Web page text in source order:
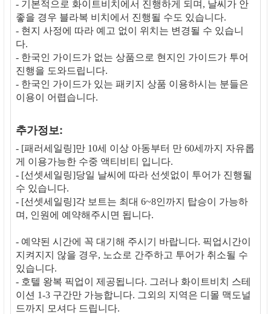
- 기본적으로 화이트비치에서 진행하게 되며, 날씨가 안
좋을 경우 블라복 비치에서 진행될 수도 있습니다.
- 현지 사정에 따라 예고 없이 위치는 변경될 수 있습니
다.
- 한국인 가이드가 없는 상품으로 현지인 가이드가 투어
진행을 도와드립니다.
- 한국인 가이드가 있는 패키지 상품 이용하시는 분들은
이용이 어렵습니다.
추가정보:
- [패러세일링]만 10세 이상 아동부터 만 60세까지 자유롭
게 이용가능한 수중 액티비티 입니다.
- [선셋세일링]당일 날씨에 따라 선셋없이 투어가 진행될
수 있습니다.
- [선셋세일링]각 보트는 최대 6~8인까지 탑승이 가능하
며, 인원에 예약해주시면 됩니다.
- 예약된 시간에 꼭 대기해 주시기 바랍니다. 픽업시간이
지켜지지 않을 경우, 노쇼로 간주하고 투어가 취소될 수
있습니다.
- 호텔 왕복 픽업이 제공됩니다. 그러나 화이트비치 스테
이션 1-3 구간만 가능합니다. 그외의 지역은 디몰 맥도널
드까지 모셔다 드립니다.